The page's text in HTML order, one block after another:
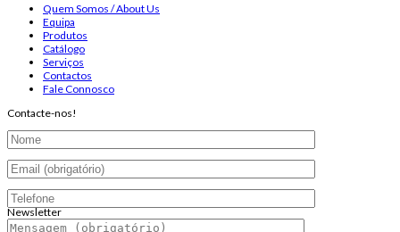
Quem Somos / About Us
Equipa
Produtos
Catálogo
Serviços
Contactos
Fale Connosco
Contacte-nos!
Newsletter